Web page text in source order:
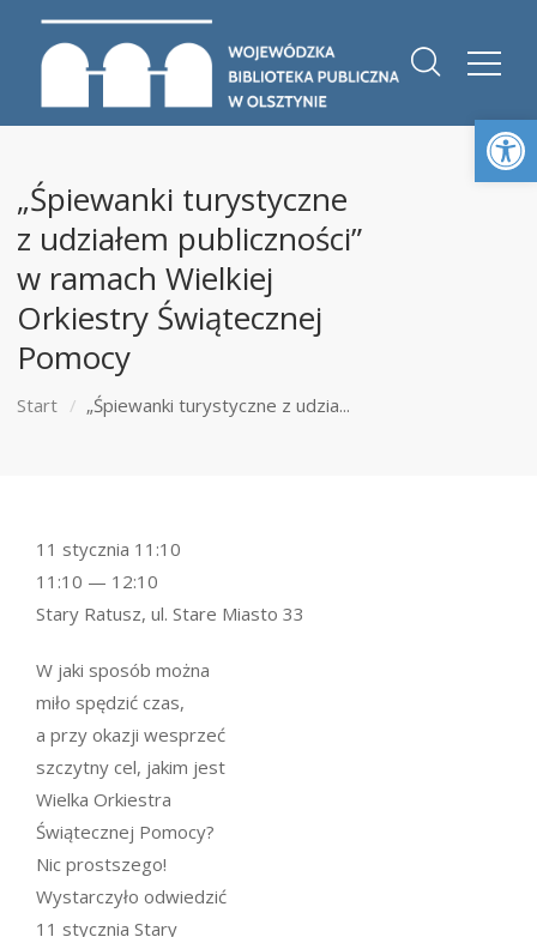
„Śpiewanki turystyczne
z udziałem publiczności”
w ramach Wielkiej
Orkiestry Świątecznej
Pomocy
Start „Śpiewanki turystyczne z udzia...
W jaki sposób można
miło spędzić czas,
a przy okazji wesprzeć
szczytny cel, jakim jest
Wielka Orkiestra
Świątecznej Pomocy?
Nic prostszego!
Wystarczyło odwiedzić
11 stycznia Stary
11 stycznia 11:10
11:10 — 12:10
Stary Ratusz, ul. Stare Miasto 33